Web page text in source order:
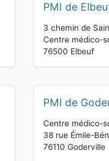
PMI de
3 chemin de
Centre médico-
76500 Elbeuf
PMI de
Centre médico-
38 rue Émile-
76110 Goderville